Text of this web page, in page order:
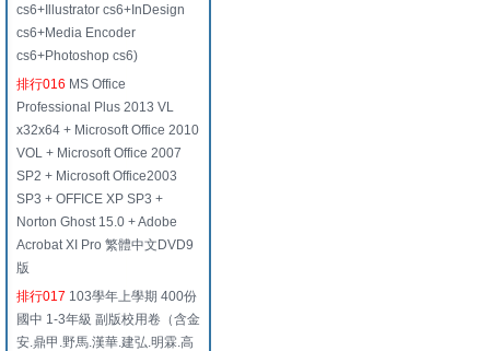
cs6+Illustrator cs6+InDesign
cs6+Media Encoder
cs6+Photoshop cs6)
排行016 MS Office
Professional Plus 2013 VL
x32x64 + Microsoft Office 2010
VOL + Microsoft Office 2007
SP2 + Microsoft Office2003
SP3 + OFFICE XP SP3 +
Norton Ghost 15.0 + Adobe
Acrobat XI Pro 繁體中文DVD9
版
排行017 103學年上學期 400份
國中 1-3年級 副版校用卷（含金
安.鼎甲.野馬.漢華.建弘.明霖.高